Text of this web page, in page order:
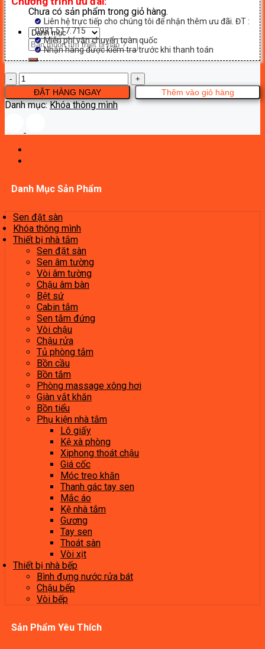
Chưa có sản phẩm trong giỏ hàng.
Tìm
kiếm:
Liên hệ trực tiếp cho chúng tôi để nhận thêm ưu đãi. ĐT :
0931.517.715
Miễn phí vận chuyển toàn quốc
Nhận hàng được kiểm tra trước khi thanh toán
Khóa
thông
minh
Tenon
số
Thêm vào giỏ hàng
ĐẶT HÀNG NGAY
Danh mục:Khóa thông mình
Danh Mục Sản Phẩm
Sen đặt sàn
Khóa thông mình
Thiết bị nhà tắm
Sen đặt sàn
Sen âm tường
Vòi âm tường
Chậu âm bàn
Bệt sứ
Cabin tắm
Sen tắm đứng
Vòi chậu
Chậu rửa
Tủ phòng tắm
Bồn cầu
Bồn tắm
Phòng massage xông hơi
Giàn vắt khăn
Bồn tiểu
Phụ kiện nhà tắm
Lô giấy
Kệ xà phòng
Xiphong thoát chậu
Giá cốc
Móc treo khăn
Thanh gác tay sen
Mắc áo
Kệ nhà tắm
Gương
Tay sen
Thoát sàn
Vòi xịt
Thiết bị nhà bếp
Bình đựng nước rửa bát
Chậu bếp
Vòi bếp
Sản Phẩm Yêu Thích